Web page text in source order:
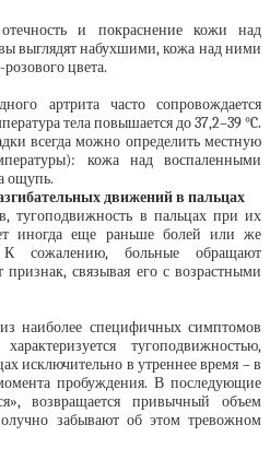
и покраснение кожи над
выглядят набухшими, кожа над ними
цвета.
артрита часто сопровождается
тела повышается до 37,2–39 °C.
всегда можно определить местную
кожа над воспаленными
ощупь.
движений в пальцах
тугоподвижность в пальцах при их
иногда еще раньше болей или же
сожалению, больные обращают
связывая его с возрастными
наиболее специфичных симптомов
тугоподвижностью,
исключительно в утреннее время – в
пробуждения. В последующие
возвращается привычный объем
забывают об этом тревожном